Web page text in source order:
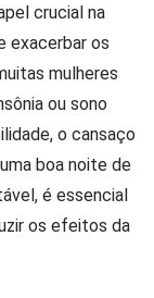
crucial na
exacerbar os
mulheres
ou sono
o cansaço
boa noite de
é essencial
os efeitos da